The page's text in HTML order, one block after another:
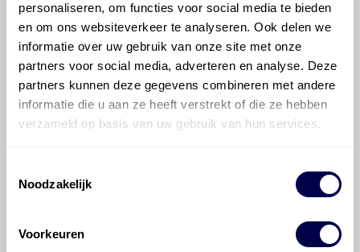
personaliseren, om functies voor social media te bieden
en om ons websiteverkeer te analyseren. Ook delen we
informatie over uw gebruik van onze site met onze
partners voor social media, adverteren en analyse. Deze
partners kunnen deze gegevens combineren met andere
informatie die u aan ze heeft verstrekt of die ze hebben
verzameld op basis van uw gebruik van hun services.
Noodzakelijk
Voorkeuren
©OlyslagerAlle rechten voorbehouden. Deze
informatie mag noch geheel noch gedeeltelijk worden
gereproduceerd, opgeslagen in een database of op
andere manieren worden overgedragen zonder
om ervoor te zorgen dat deze gegevens zo accuraat
en compleet mogelijk zijn, wordt geen
wettelijke verplichting bestaat, voor schade of verlies
veroorzaakt door fouten of omissies in de verstrekte